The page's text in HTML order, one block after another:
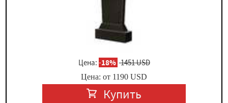
Цена: -18% 1451 USD
Цена: от 1190 USD
Купить